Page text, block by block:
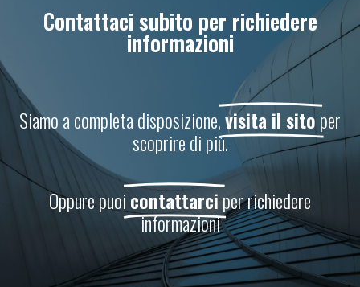
Contattaci subito per richiedere
informazioni
Siamo a completa disposizione,visita il sitoper
scoprire di più.
Oppure puoicontattarciper richiedere
informazioni